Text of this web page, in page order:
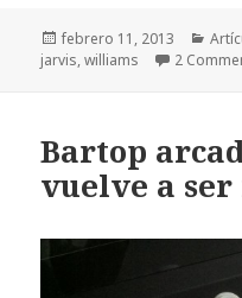
Publicado
el
febrero 11, 2013
jarvis,williams 2
Bartop
vuelve a